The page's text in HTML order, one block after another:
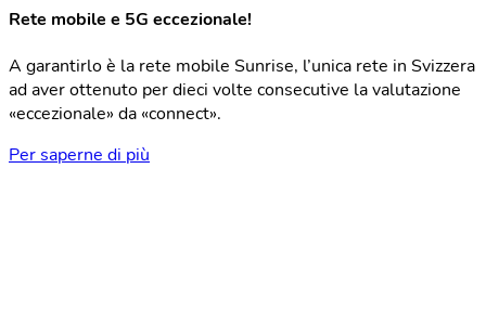
Rete mobile e 5G eccezionale!
A garantirlo è la rete mobile Sunrise, l’unica rete in Svizzera
ad aver ottenuto per dieci volte consecutive la valutazione
«eccezionale» da «connect».
Per saperne di più